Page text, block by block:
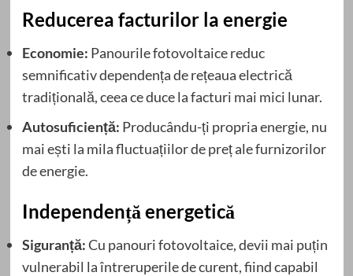
Reducerea facturilor la energie
Economie: Panourile fotovoltaice reduc
semnificativ dependența de rețeaua electrică
tradițională, ceea ce duce la facturi mai mici lunar.
Autosuficiență: Producându-ți propria energie, nu
mai ești la mila fluctuațiilor de preț ale furnizorilor
de energie.
Independență energetică
Siguranță:Cu panouri fotovoltaice, devii mai puțin
vulnerabil la întreruperile de curent, fiind capabil